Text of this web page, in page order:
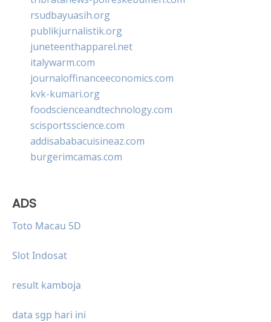
rsudbayuasih.org
publikjurnalistik.org
juneteenthapparel.net
italywarm.com
journaloffinanceeconomics.com
kvk-kumari.org
foodscienceandtechnology.com
scisportsscience.com
addisababacuisineaz.com
burgerimcamas.com
ADS
Toto Macau 5D
Slot Indosat
result kamboja
data sgp hari ini